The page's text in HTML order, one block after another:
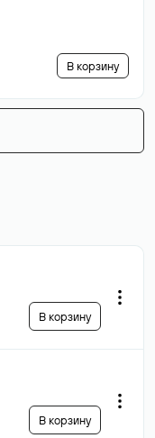
В корзину
В корзину
В корзину